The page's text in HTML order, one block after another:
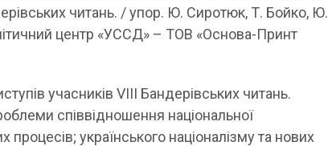
читань. / упор. Ю. Сиротюк, Т. Бойко, Ю.
центр «УССД» – ТОВ «Основа-Принт
учасників VIII Бандерівських читань.
співвідношення національної
процесів; українського націоналізму та нових